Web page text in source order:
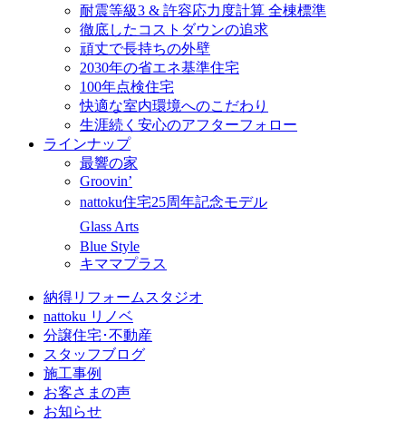
耐震等級3 & 許容応力度計算 全棟標準
徹底したコストダウンの追求
頑丈で長持ちの外壁
2030年の省エネ基準住宅
100年点検住宅
快適な室内環境へのこだわり
生涯続く安心のアフターフォロー
ラインナップ
最響の家
Groovin’
nattoku住宅25周年記念モデル
Glass Arts
Blue Style
キママプラス
納得リフォームスタジオ
nattoku リノベ
分譲住宅･不動産
スタッフブログ
施工事例
お客さまの声
お知らせ